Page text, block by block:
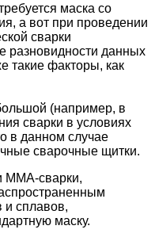
маска со
а вот при проведении
сварки
разновидности данных
такие факторы, как
(например, в
сварки в условиях
в данном случае
сварочные щитки.
ММА-сварки,
и сплавов,
маску.